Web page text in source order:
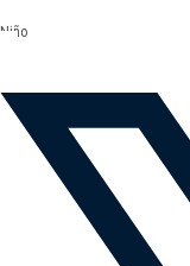
Niño